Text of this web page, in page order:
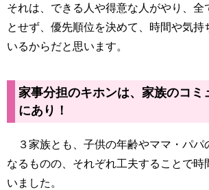
それは、できる人や得意な人がやり、全
とせず、優先順位を決めて、時間や気持
いるからだと思います。
家事分担のキホンは、家族のコミ
にあり！
３家族とも、子供の年齢やママ・パパ
なるものの、それぞれ工夫することで時
いました。